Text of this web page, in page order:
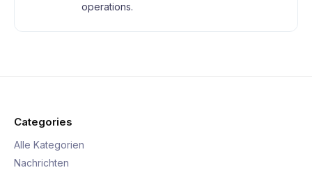
operations.
Categories
Alle Kategorien
Nachrichten